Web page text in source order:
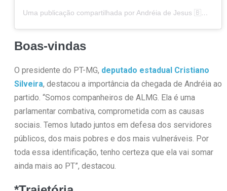
Uma publicação compartilhada por Andréia de Jesus 🇧🇷🇬🇭🇦🇷🇨🇭🇨🇱🇩🇪 (@andreiadejesuus)
Boas-vindas
O presidente do PT-MG, deputado estadual Cristiano
Silveira, destacou a importância da chegada de Andréia ao
partido. “Somos companheiros de ALMG. Ela é uma
parlamentar combativa, comprometida com as causas
sociais. Temos lutado juntos em defesa dos servidores
públicos, dos mais pobres e dos mais vulneráveis. Por
toda essa identificação, tenho certeza que ela vai somar
ainda mais ao PT”, destacou.